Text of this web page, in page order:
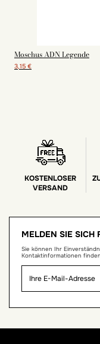
Moschus ADN Legende
3,15 €
KOSTENLOSER
VERSAND
MELDEN SIE SICH
Sie können Ihr
Kontaktinformationen